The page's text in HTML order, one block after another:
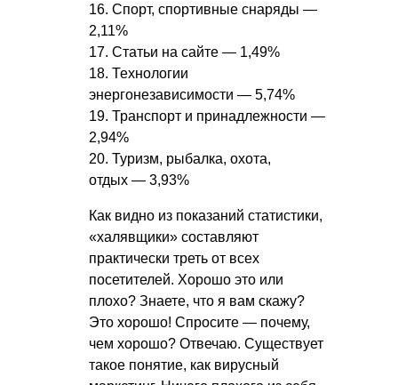
16. Спорт, спортивные снаряды —
2,11%
17. Статьи на сайте — 1,49%
18. Технологии
энергонезависимости — 5,74%
19. Транспорт и принадлежности —
2,94%
20. Туризм, рыбалка, охота,
отдых — 3,93%
Как видно из показаний статистики,
«халявщики» составляют
практически треть от всех
посетителей. Хорошо это или
плохо? Знаете, что я вам скажу?
Это хорошо! Спросите — почему,
чем хорошо? Отвечаю. Существует
такое понятие, как вирусный